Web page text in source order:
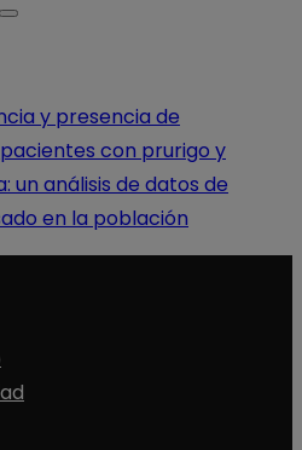
y presencia de
con prurigo y
un análisis de datos de
en la población